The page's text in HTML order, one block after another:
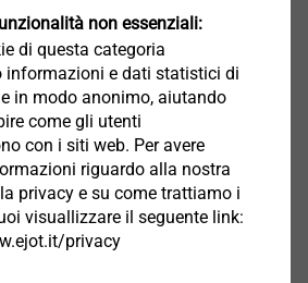
7,5 mm
PH 2
Filetto ST
- 2000 giri/min
EJOSEAL offre una maggior
non essenziali:
di questa categoria
informazioni e dati statistici di
in modo anonimo, aiutando
come gli utenti
con i siti web. Per avere
riguardo alla nostra
privacy e su come trattiamo i
visuallizzare il seguente link:
privacy